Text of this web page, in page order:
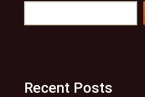
Recent Posts